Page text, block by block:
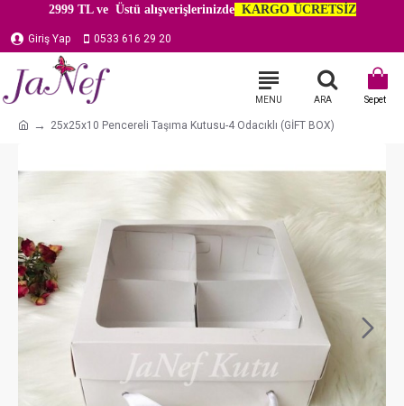
2999 TL ve Üstü alışverişlerinizdeKARGO ÜCRETSİZ
Giriş Yap 0533 616 29 20
25x25x10 Pencereli Taşıma Kutusu-4 Odacıklı (GİFT BOX)